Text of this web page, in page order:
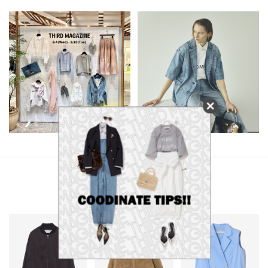
かごに追加
RECOMMEND